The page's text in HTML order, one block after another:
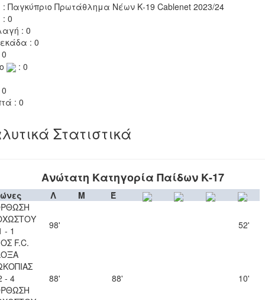
: Παγκύπριο Πρωτάθλημα Νέων Κ-19 Cablenet 2023/24
: 0
: 0
: 0
: 0
: 0
Στατιστικά
Ανώτατη Κατηγορία Παίδων Κ-17
Λ Μ
Έ
- 1
F.C.
98' 52'
- 4
88' 88' 10'